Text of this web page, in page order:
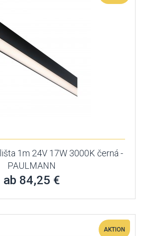
1m 24V 17W 3000K černá -
PAULMANN
ab 84,25 €
AKTION